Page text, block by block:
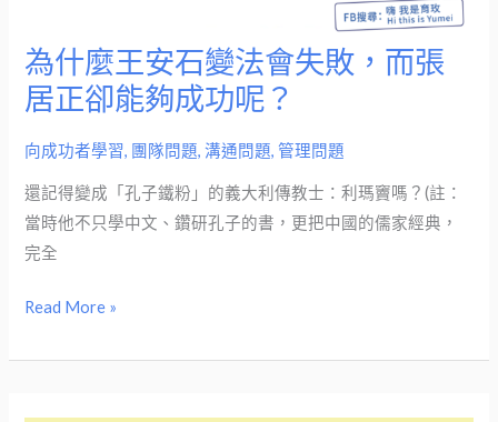
為什麼王安石變法會失敗，而張
居正卻能夠成功呢？
向成功者學習, 團隊問題,溝通問題,管理問題
還記得變成「孔子鐵粉」的義大利傳教士：利瑪竇嗎？(註：
當時他不只學中文、鑽研孔子的書，更把中國的儒家經典，
完全
為
什
麼
王
會
敗，
張
Read More »